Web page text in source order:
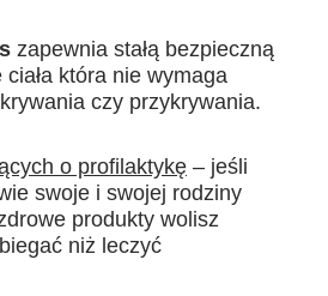
zapewnia stałą bezpieczną
która nie wymaga
czy przykrywania.
o profilaktykę – jeśli
swoje i swojej rodziny
produkty wolisz
niż leczyć